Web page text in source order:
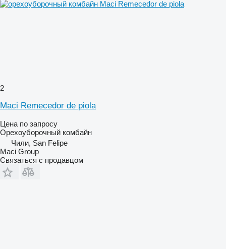
2
Maci Remecedor de piola
Цена по запросу
Орехоуборочный комбайн
Чили, San Felipe
Maci Group
Связаться с продавцом